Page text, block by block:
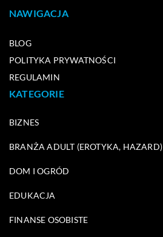
NAWIGACJA
BLOG
POLITYKA PRYWATNOŚCI
REGULAMIN
KATEGORIE
BIZNES
BRANŻA ADULT (EROTYKA, HAZARD)
DOM I OGRÓD
EDUKACJA
FINANSE OSOBISTE